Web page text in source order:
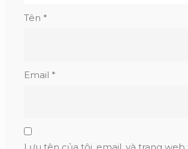
Tên *
Email *
Lưu tên của tôi, email, và trang